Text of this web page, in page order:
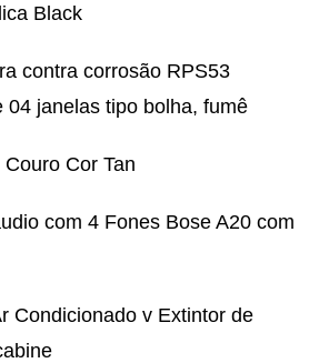
Black
contra corrosão RPS53
04 janelas tipo bolha, fumê
Cor Tan
com 4 Fones Bose A20 com
Condicionado v Extintor de